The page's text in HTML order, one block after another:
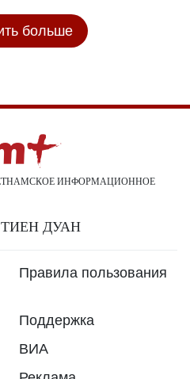
больше
ИНФОРМАЦИОННОЕ
ТИЕН ДУАН
Правила пользования
Поддержка
ВИА